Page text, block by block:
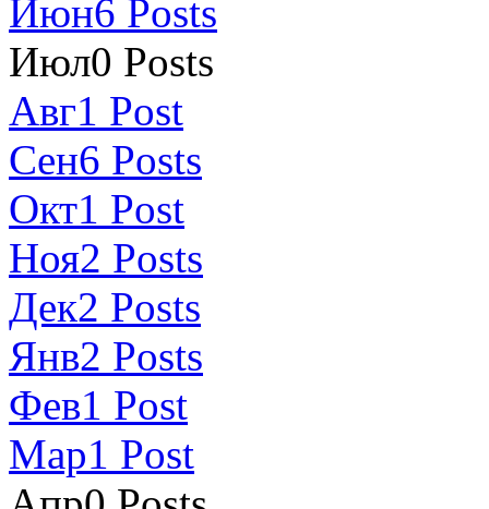
Июн6 Posts
Июл0 Posts
Авг1 Post
Сен6 Posts
Окт1 Post
Ноя2 Posts
Дек2 Posts
Янв2 Posts
Фев1 Post
Мар1 Post